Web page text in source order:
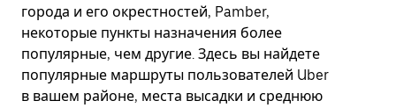
города и его окрестностей, Pamber,
некоторые пункты назначения более
популярные, чем другие. Здесь вы найдете
популярные маршруты пользователей Uber
в вашем районе, места высадки и среднюю